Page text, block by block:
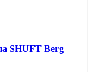
SHUFT Berg